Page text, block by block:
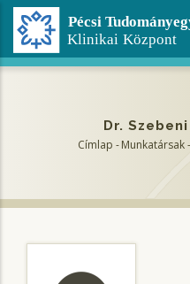
Ugrás
tartalomra
Dr.
Címlap - Munkatársak -